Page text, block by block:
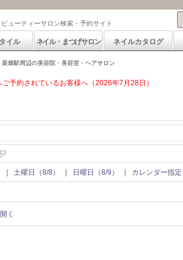
ューティーサロン検索・予約サイト
イル ネイル・まつげサロン ネイルカタログ
菜畑駅周辺の美容院・美容室・ヘアサロン
予約されているお客様へ（2026年7月28日）
土曜日（8/8） 日曜日（8/9） カレンダー指定